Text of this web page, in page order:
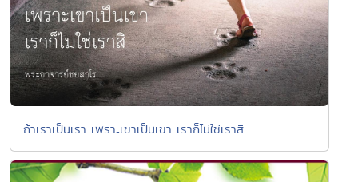
ถ้าเราเป็นเรา เพราะเขาเป็นเขา เราก็ไม่ใช่เราสิ